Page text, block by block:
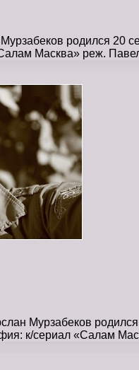
родился 20
Маск­ва» реж.
Мурзабеков
к/сериал «Салам